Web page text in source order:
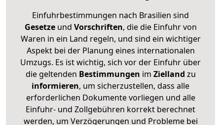
Einfuhrbestimmungen nach Brasilien sind
Gesetzeund Vorschriften, die die Einfuhr von
Waren in ein Land regeln, und sind ein wichtiger
Aspekt bei der Planung eines internationalen
Umzugs. Es ist wichtig, sich vor der Einfuhr über
die geltenden Bestimmungen im Zielland zu
informieren, um sicherzustellen, dass alle
erforderlichen Dokumente vorliegen und alle
Einfuhr- und Zollgebühren korrekt berechnet
werden, um Verzögerungen und Probleme bei